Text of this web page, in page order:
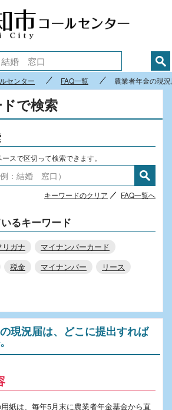
センター FAQ一覧 農業者年金の現
で検索
スで区切って検索できます。
キーワードのクリア FAQ一覧へ
るキーワード
リガナ
マイナンバーカード
税金 マイナンバー
リース
現況届は、どこに提出すれば
紙は、毎年5月末に農業者年金基金から直